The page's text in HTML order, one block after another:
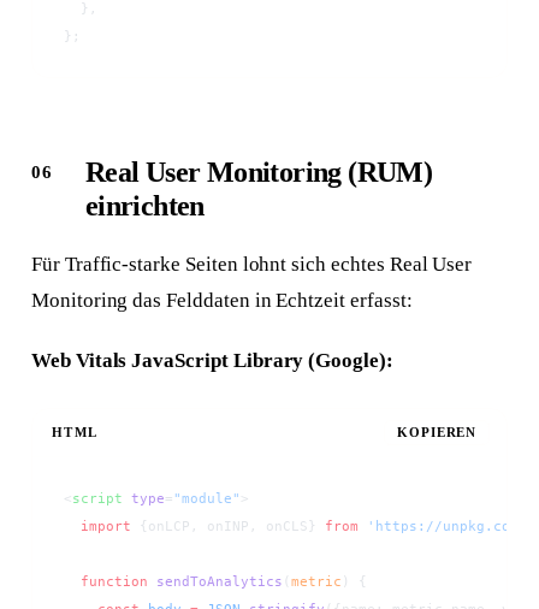
  },
};
Real User Monitoring (RUM)
einrichten
Für Traffic-starke Seiten lohnt sich echtes Real User
Monitoring das Felddaten in Echtzeit erfasst:
Web Vitals JavaScript Library (Google):
HTML KOPIEREN
< script type= "module" >
  import
{onLCP, onINP, onCLS} from 'https://
  function
sendToAnalytics metric ) {